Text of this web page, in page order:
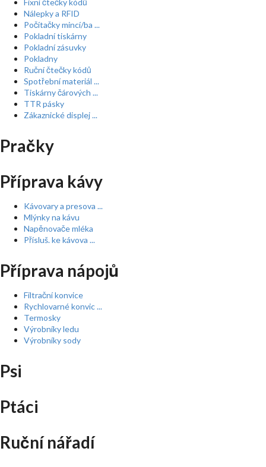
Fixní čtečky kódů
Nálepky a RFID
Počítačky mincí/ba ...
Pokladní tiskárny
Pokladní zásuvky
Pokladny
Ruční čtečky kódů
Spotřební materiál ...
Tiskárny čárových ...
TTR pásky
Zákaznické displej ...
Pračky
Příprava kávy
Kávovary a presova ...
Mlýnky na kávu
Napěnovače mléka
Přísluš. ke kávova ...
Příprava nápojů
Filtrační konvice
Rychlovarné konvic ...
Termosky
Výrobníky ledu
Výrobníky sody
Psi
Ptáci
Ruční nářadí